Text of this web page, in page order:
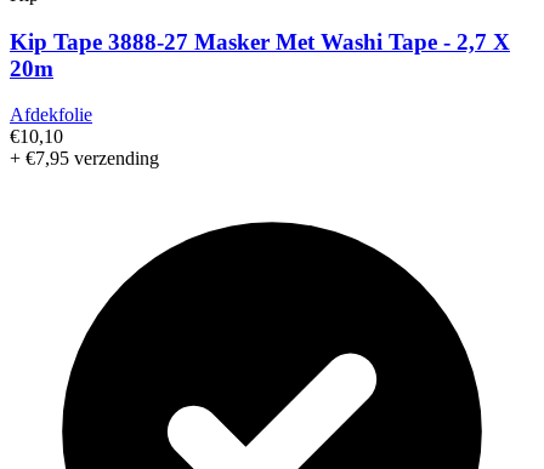
Kip Tape 3888-27 Masker Met Washi Tape - 2,7 X
20m
Afdekfolie
€10,10
+ €7,95 verzending